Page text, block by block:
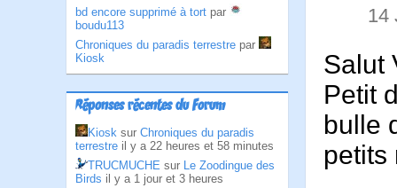
bd encore supprimé à tort par
boudu113
Chroniques du paradis terrestre par
Kiosk
Réponses récentes du Forum
Kiosk sur Chroniques du paradis
terrestre il y a 22 heures et 58 minutes
TRUCMUCHE sur Le Zoodingue des
Birds il y a 1 jour et 3 heures
14
Salut
Petit
bulle
petits